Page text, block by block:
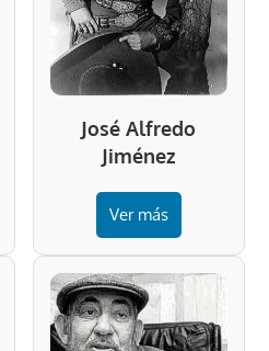
José Alfredo
Jiménez
Ver más